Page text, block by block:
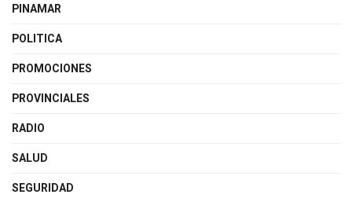
PINAMAR
POLITICA
PROMOCIONES
PROVINCIALES
RADIO
SALUD
SEGURIDAD